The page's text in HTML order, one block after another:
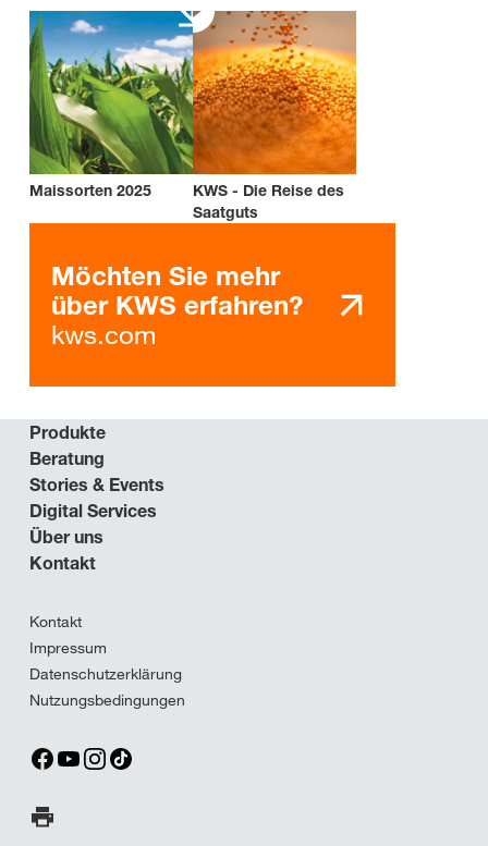
Maissorten 2025
KWS - Die Reise des
Saatguts
Möchten Sie mehr
über KWS erfahren?
kws.com
Produkte
Beratung
Stories & Events
Digital Services
Über uns
Kontakt
Kontakt
Impressum
Datenschutzerklärung
Nutzungsbedingungen
Seite ausdrucken